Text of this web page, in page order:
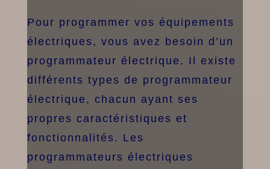
Pour programmer vos équipements
électriques, vous avez besoin d’un
programmateur électrique. Il existe
différents types de programmateur
électrique, chacun ayant ses
propres caractéristiques et
fonctionnalités. Les
programmateurs électriques